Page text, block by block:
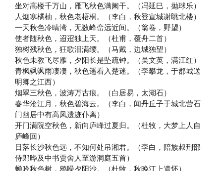
坐对高楼千万山，雁飞秋色满阑干。（冯延巳，抛球乐）
人烟寒橘柚，秋色老梧桐。（李白，秋登宣城谢眺北楼）
一天秋色冷晴湾，无数峰峦远近间。（翁卷，野望）
使者随秋色，迢迢独上天。（杜甫，覆舟二首）
独树残秋色，狂歌泪满缨。（马戴，边城独望）
秋色未教飞尽雁，夕阳长是坠疏钟。（吴文英，满江红）
青枫飒飒雨凄凄，秋色遥看入楚迷。（李攀龙，于郡城送
明卿之江西）
烟翠三秋色，波涛万古痕。（白居易，太湖石）
春华沧江月，秋色碧海云。（李白，闻丹丘子于城北营石
门幽居中有高凤遗迹仆离）
开门满院空秋色，新向庐峰过夏归。（杜牧，大梦上人自
庐峰回）
日落长沙秋色远，不知何处吊湘君。（李白，陪族叔刑部
侍郎晔及中书贾舍人至游洞庭五首）
蝉吟秋色树，鸦噪夕阳沙。（杜牧，秋晚江上遣怀）